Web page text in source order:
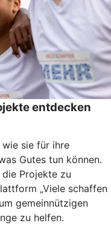
entdecken
wie sie für ihre
Gutes tun können.
Projekte zu
„Viele schaffen
gemeinnützigen
zu helfen.